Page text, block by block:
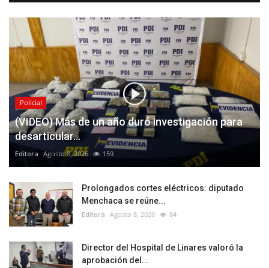
Policial
(VIDEO) Más de un año duró investigación para
desarticular...
Editora Agosto 8, 2026 159
Prolongados cortes eléctricos: diputado
Menchaca se reúne...
Editora Agosto 8, 2026 84
Director del Hospital de Linares valoró la
aprobación del...